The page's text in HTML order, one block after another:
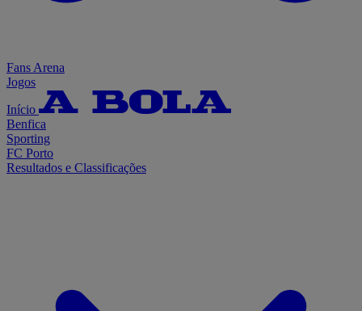
Fans Arena
Jogos
Início
Benfica
Sporting
FC Porto
Resultados e Classificações